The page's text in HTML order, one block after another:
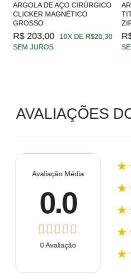
ARGOLA DE AÇO CIRÚRGICO
CLICKER MAGNÉTICO
GROSSO
R$ 203,00
10X DE R$20,30
SEM JUROS
AVALIAÇÕES
Avaliação Média
0.0
0 Avaliação